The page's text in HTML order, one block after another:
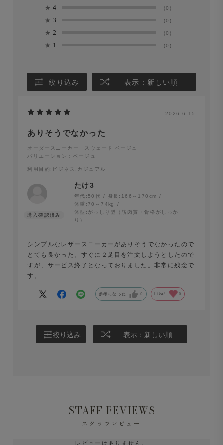
★ 4 (0)
★ 3 (0)
★ 2 (0)
★ 1 (0)
絞り込み 表示：新しい順
2026.6.15
ありそうでなかった
オーダースニーカー スウェード ベージュ
バリエーション：ベージュ
利用目的 :ビジネス,カジュアル
たけ3
年代: 50代 身長: 166～170cm
体重: 70～74kg
体型: がっしり型（筋肉質・骨格がしっか
り）
シンプルなレザースニーカーがありそうでなかったので
とても良かった。すぐに２足目を注文しようとしたので
すが、サービス終了となっておりました。非常に残念で
す。
参考になった 0 Like! 0
絞り込み 表示：新しい順
STAFF REVIEWS
スタッフレビュー
レビューはありません。